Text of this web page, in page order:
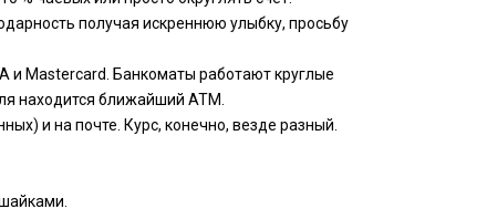
получая искреннюю улыбку, просьбу
и Mastercard. Банкоматы работают круглые
находится ближайший ATM.
и на почте. Курс, конечно, везде разный.